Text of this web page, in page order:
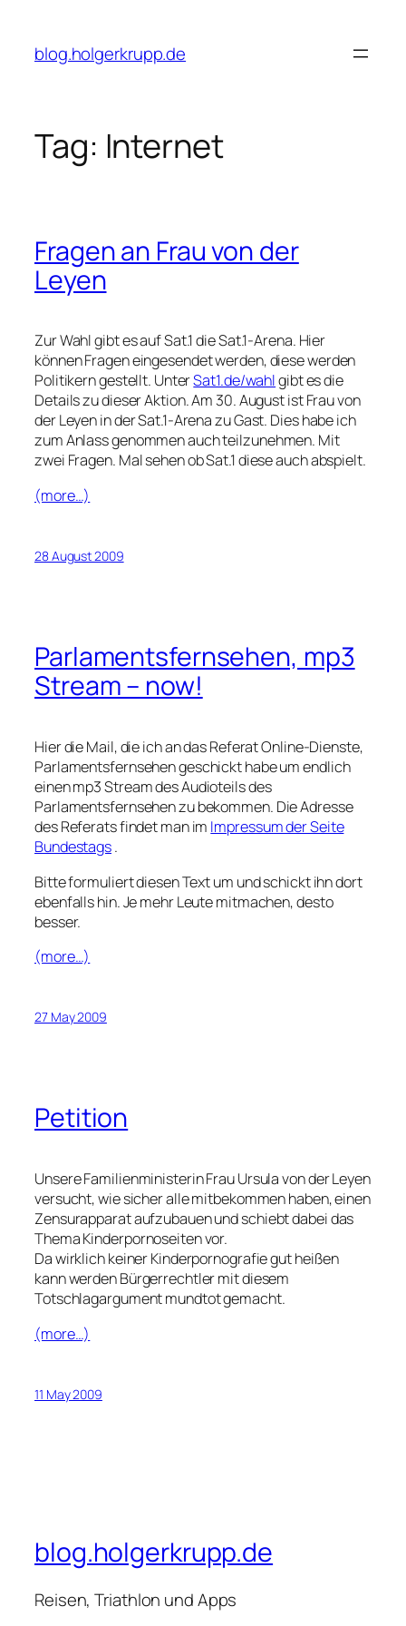
content
blog.holgerkrupp.de
Tag: Internet
Fragen an Frau von der
Leyen
Zur Wahl gibt es auf Sat.1 die Sat.1-Arena. Hier
können Fragen eingesendet werden, diese werden
Politikern gestellt. UnterSat1.de/wahlgibt es die
Details zu dieser Aktion. Am 30. August ist Frau von
der Leyen in der Sat.1-Arena zu Gast. Dies habe ich
zum Anlass genommen auch teilzunehmen. Mit
zwei Fragen. Mal sehen ob Sat.1 diese auch abspielt.
(more…)
28 August 2009
Parlamentsfernsehen, mp3
Stream – now!
Hier die Mail, die ich an das Referat Online-Dienste,
Parlamentsfernsehen geschickt habe um endlich
einen mp3 Stream des Audioteils des
Parlamentsfernsehen zu bekommen. Die Adresse
des Referats findet man im Impressum der Seite
Bundestags.
Bitte formuliert diesen Text um und schickt ihn dort
ebenfalls hin. Je mehr Leute mitmachen, desto
besser.
(more…)
27 May 2009
Petition
Unsere Familienministerin Frau Ursula von der Leyen
versucht, wie sicher alle mitbekommen haben, einen
Zensurapparat aufzubauen und schiebt dabei das
Thema Kinderpornoseiten vor.
Da wirklich keiner Kinderpornografie gut heißen
kann werden Bürgerrechtler mit diesem
Totschlagargument mundtot gemacht.
(more…)
11 May 2009
blog.holgerkrupp.de
Reisen, Triathlon und Apps